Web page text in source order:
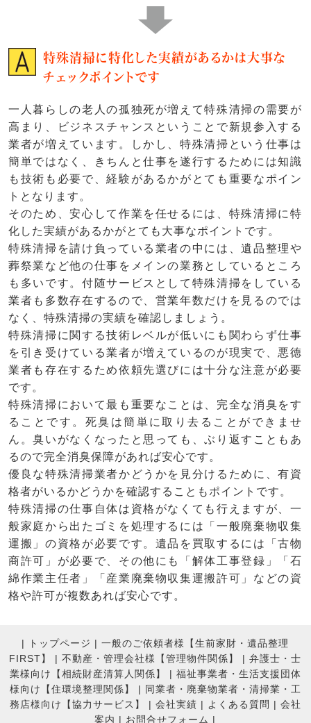
特殊清掃に特化した実績があるかは大事な
チェックポイントです
一人暮らしの老人の孤独死が増えて特殊清掃の需要が
高まり、ビジネスチャンスということで新規参入する
業者が増えています。しかし、特殊清掃という仕事は
簡単ではなく、きちんと仕事を遂行するためには知識
も技術も必要で、経験があるかがとても重要なポイン
トとなります。
そのため、安心して作業を任せるには、特殊清掃に特
化した実績があるかがとても大事なポイントです。
特殊清掃を請け負っている業者の中には、遺品整理や
葬祭業など他の仕事をメインの業務としているところ
も多いです。付随サービスとして特殊清掃をしている
業者も多数存在するので、営業年数だけを見るのでは
なく、特殊清掃の実績を確認しましょう。
特殊清掃に関する技術レベルが低いにも関わらず仕事
を引き受けている業者が増えているのが現実で、悪徳
業者も存在するため依頼先選びには十分な注意が必要
です。
特殊清掃において最も重要なことは、完全な消臭をす
ることです。死臭は簡単に取り去ることができませ
ん。臭いがなくなったと思っても、ぶり返すこともあ
るので完全消臭保障があれば安心です。
優良な特殊清掃業者かどうかを見分けるために、有資
格者がいるかどうかを確認することもポイントです。
特殊清掃の仕事自体は資格がなくても行えますが、一
般家庭から出たゴミを処理するには「一般廃棄物収集
運搬」の資格が必要です。遺品を買取するには「古物
商許可」が必要で、その他にも「解体工事登録」「石
綿作業主任者」「産業廃棄物収集運搬許可」などの資
格や許可が複数あれば安心です。
| トップページ | 一般のご依頼者様【生前家財・遺品整理
FIRST】
| 不動産・管理会社様【管理物件関係】 | 弁護士・士
業様向け【相続財産清算人関係】
| 福祉事業者・生活支援団体
様向け【住環境整理関係】
| 同業者・廃棄物業者・清掃業・工
務店様向け【協力サービス】
| 会社実績 | よくある質問 | 会社
案内 | お問合せフォーム |